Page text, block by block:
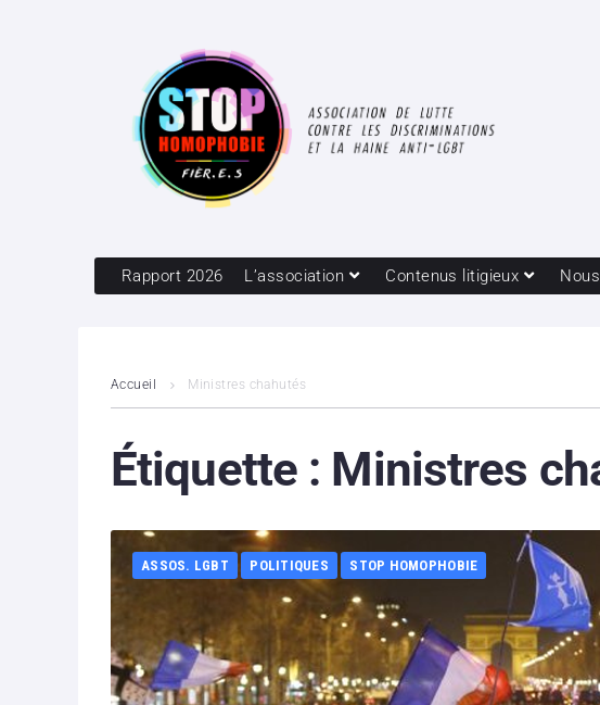
Rapport 2026 L’association Contenus litigieux
Accueil Ministres chahutés
Étiquette : Ministres
ASSOS. LGBT POLITIQUES STOP HOMOPHOBIE